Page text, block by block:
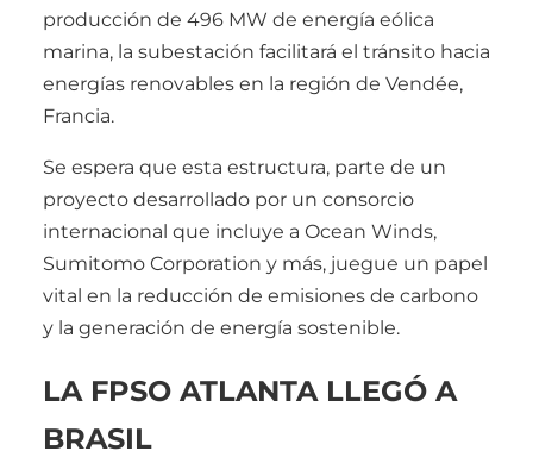
producción de 496 MW de energía eólica
marina, la subestación facilitará el tránsito hacia
energías renovables en la región de Vendée,
Francia.
Se espera que esta estructura, parte de un
proyecto desarrollado por un consorcio
internacional que incluye a Ocean Winds,
Sumitomo Corporation y más, juegue un papel
vital en la reducción de emisiones de carbono
y la generación de energía sostenible.
LA FPSO ATLANTA LLEGÓ A
BRASIL